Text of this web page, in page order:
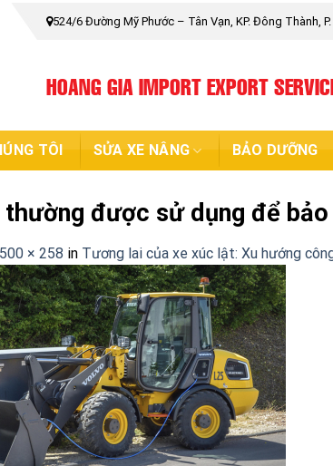
524/6 Đường Mỹ Phước – Tân Vạn, KP. Đông Thành,
HOANG GIA IMPORT EXPORT
TÔI SỬA XE NÂNG BẢO DƯỠNG
được sử dụng để
500 × 258 in Tương lai của xe xúc lật: Xu hướng